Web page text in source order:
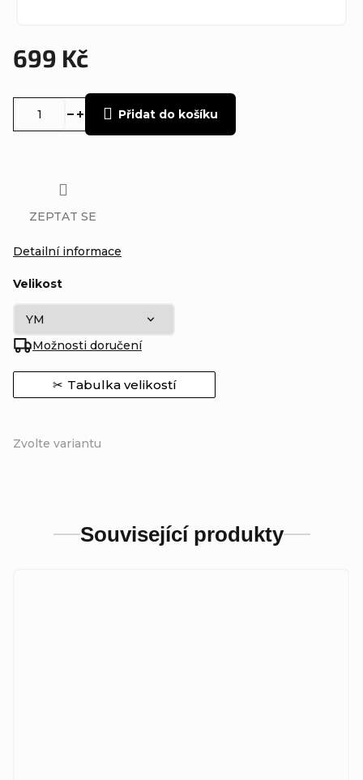
699 Kč
Zvolte variantu
Velikost
Možnosti doručení
Tabulka velikostí
Přidat do košíku
Detailní informace
ZEPTAT SE
Související produkty